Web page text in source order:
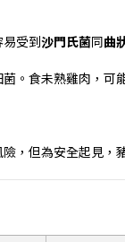
受到沙門氏菌同曲
。食未熟雞肉，可
，但為安全起見，